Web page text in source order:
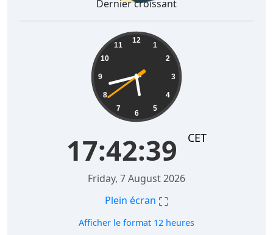
Dernier croissant
12
1
2
3
4
5
6
7
8
9
10
11
17:42:40 CET
Friday, 7 August 2026
Plein écran ⛶
Afficher le format 12 heures